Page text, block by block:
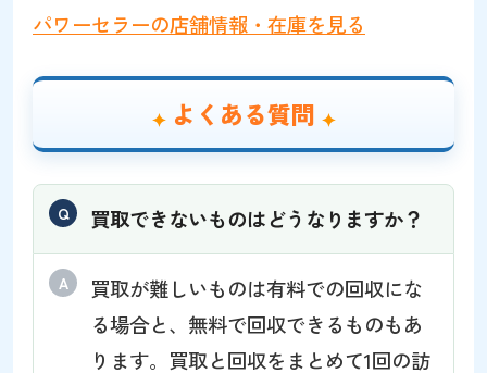
パワーセラーの店舗情報・在庫を見る
よくある質問
買取できないものはどうなりますか？
買取が難しいものは有料での回収にな
る場合と、無料で回収できるものもあ
ります。買取と回収をまとめて1回の訪